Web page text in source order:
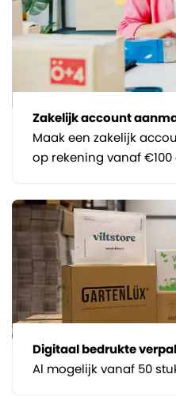
Zakelijk account
Maak een zakelijk
op rekening vanaf €100
Digitaal bedrukte
Al mogelijk vanaf 50